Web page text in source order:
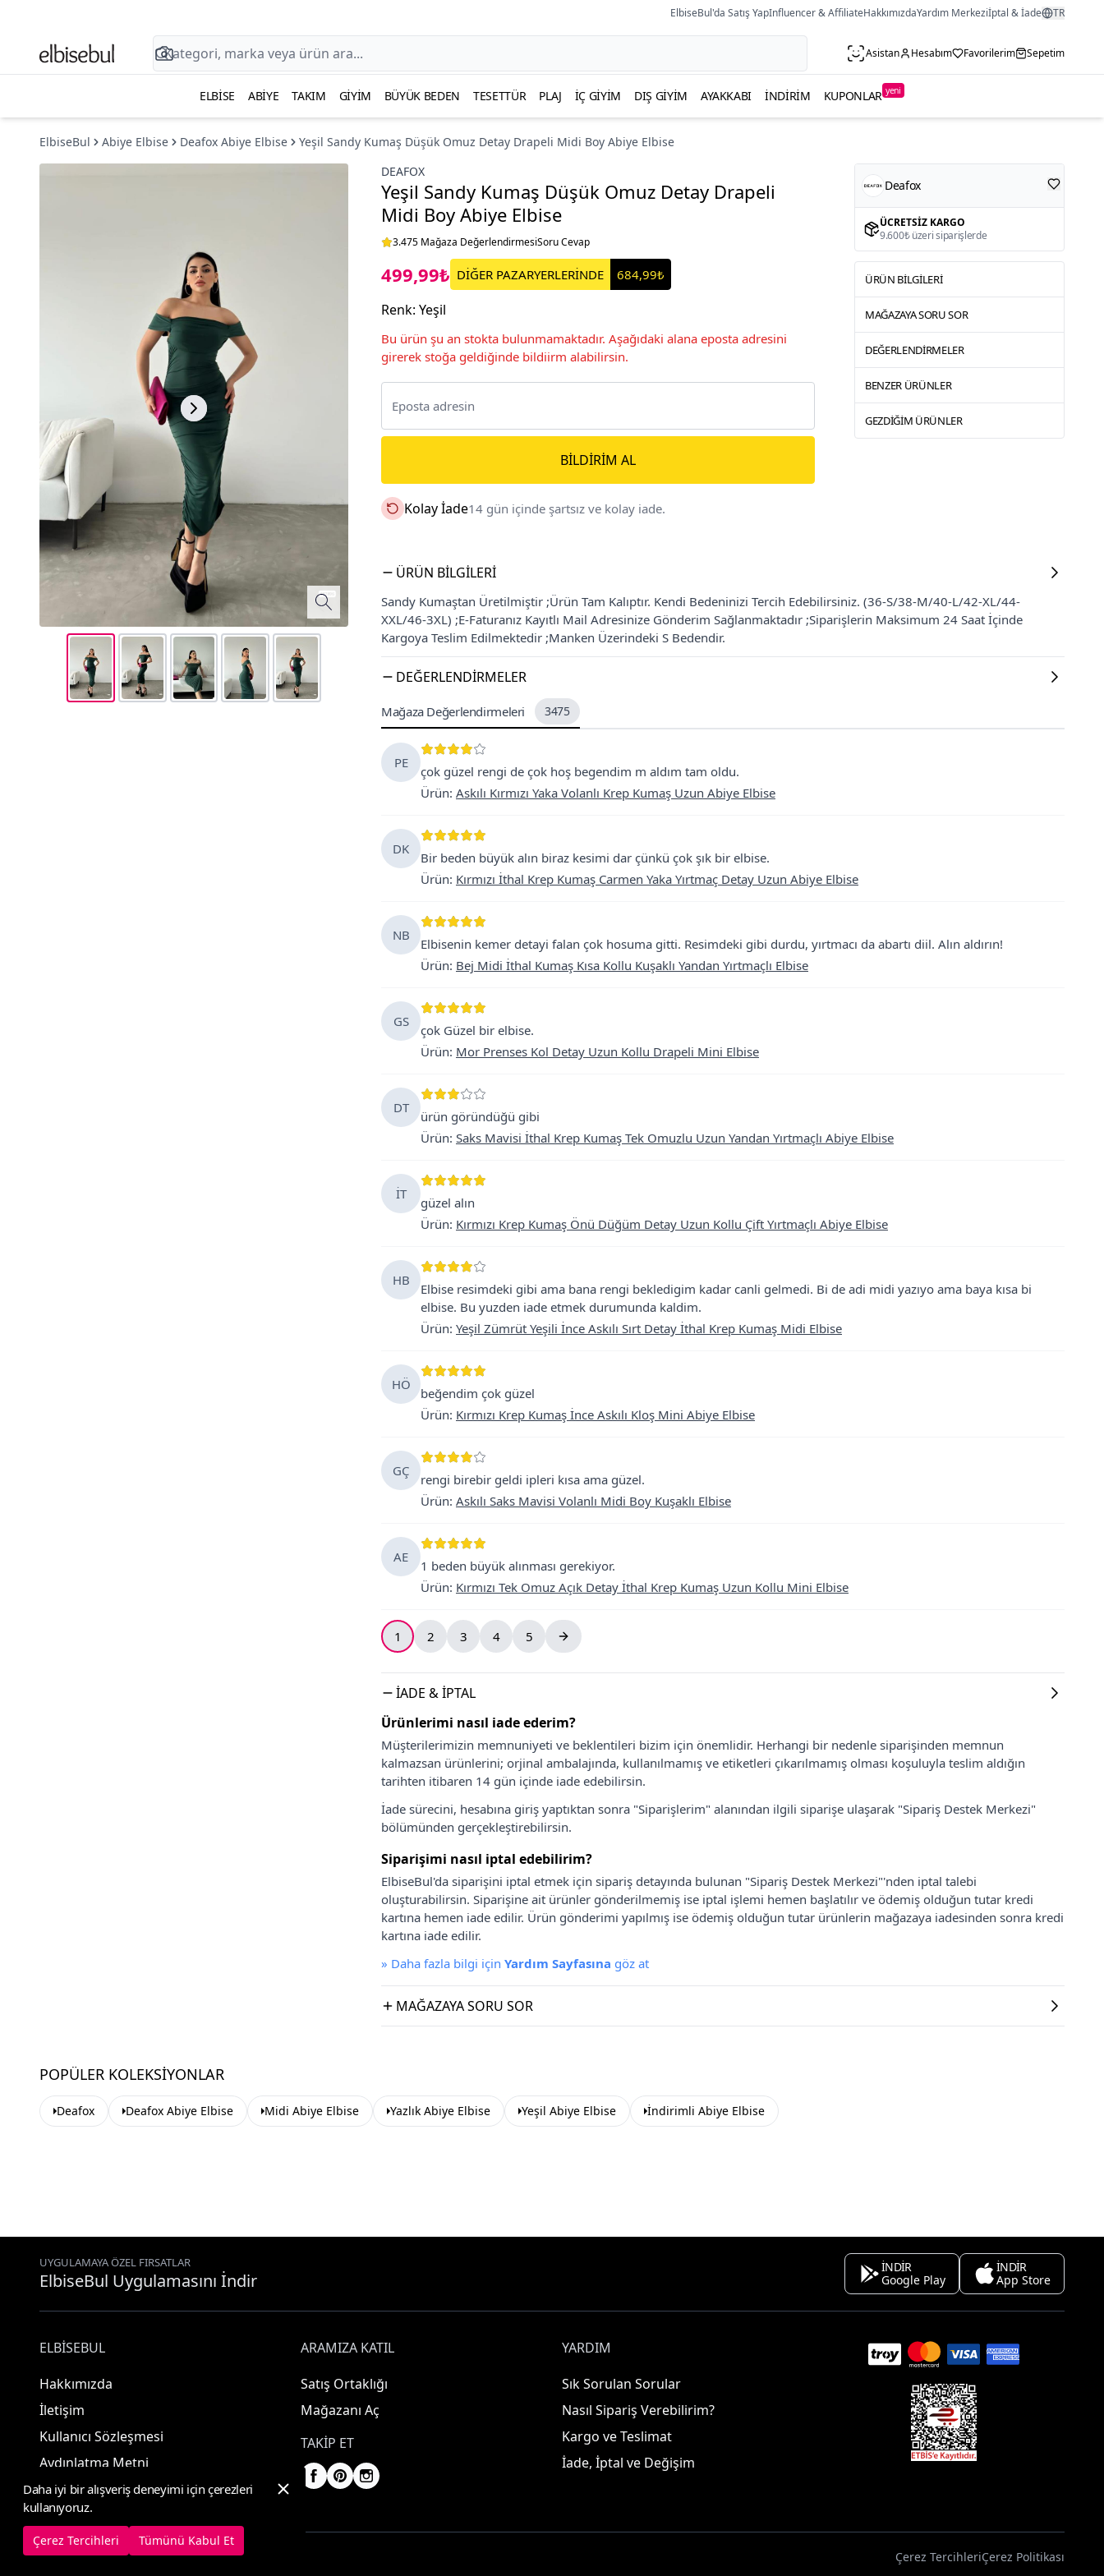
ElbiseBul'da Satış YapInfluencer & AffiliateHakkımızdaYardım Merkeziİptal & İade TR
Asistan Hesabım Favorilerim Sepetim
ELBISE ABIYE TAKIM GIYIM BÜYÜK BEDEN TESETTÜR PLAJ İÇ GIYIM DIŞ GIYIM AYAKKABI İNDIRIM KUPONLAR yeni
ElbiseBul Abiye Elbise Deafox Abiye Elbise
Yeşil Sandy Kumaş Düşük Omuz Detay Drapeli Midi Boy Abiye Elbise
DEAFOX
Yeşil Sandy Kumaş Düşük Omuz Detay Drapeli
Midi Boy Abiye Elbise
3.475 Mağaza DeğerlendirmesiSoru Cevap
499,99₺ DİĞER PAZARYERLERİNDE 684,99₺
Renk: Yeşil
Bu ürün şu an stokta bulunmamaktadır. Aşağıdaki alana eposta adresini
girerek stoğa geldiğinde bildiirm alabilirsin.
BILDIRIM AL
Kolay İade14 gün içinde şartsız ve kolay iade.
Deafox
ÜCRETSIZ KARGO
9.600₺ üzeri siparişlerde
ÜRÜN BILGILERI
MAĞAZAYA SORU SOR
DEĞERLENDIRMELER
BENZER ÜRÜNLER
GEZDIĞIM ÜRÜNLER
ÜRÜN BILGILERI
Sandy Kumaştan Üretilmiştir ;Ürün Tam Kalıptır. Kendi Bedeninizi Tercih Edebilirsiniz. (36-S/38-M/40-L/42-XL/44-
XXL/46-3XL) ;E-Faturanız Kayıtlı Mail Adresinize Gönderim Sağlanmaktadır ;Siparişlerin Maksimum 24 Saat İçinde
Kargoya Teslim Edilmektedir ;Manken Üzerindeki S Bedendir.
DEĞERLENDIRMELER
Mağaza Değerlendirmeleri 3475
PE
çok güzel rengi de çok hoş begendim m aldım tam oldu.
Ürün: Askılı Kırmızı Yaka Volanlı Krep Kumaş Uzun Abiye Elbise
DK
Bir beden büyük alın biraz kesimi dar çünkü çok şık bir elbise.
Ürün: Kırmızı İthal Krep Kumaş Carmen Yaka Yırtmaç Detay Uzun Abiye Elbise
NB
Elbisenin kemer detayi falan çok hosuma gitti. Resimdeki gibi durdu, yırtmacı da abartı diil. Alın aldırın!
Ürün: Bej Midi İthal Kumaş Kısa Kollu Kuşaklı Yandan Yırtmaçlı Elbise
GS
çok Güzel bir elbise.
Ürün: Mor Prenses Kol Detay Uzun Kollu Drapeli Mini Elbise
DT
ürün göründüğü gibi
Ürün: Saks Mavisi İthal Krep Kumaş Tek Omuzlu Uzun Yandan Yırtmaçlı Abiye Elbise
İT
güzel alın
Ürün: Kırmızı Krep Kumaş Önü Düğüm Detay Uzun Kollu Çift Yırtmaçlı Abiye Elbise
HB
Elbise resimdeki gibi ama bana rengi bekledigim kadar canli gelmedi. Bi de adi midi yazıyo ama baya kısa bi
elbise. Bu yuzden iade etmek durumunda kaldim.
Ürün: Yeşil Zümrüt Yeşili İnce Askılı Sırt Detay İthal Krep Kumaş Midi Elbise
HÖ
beğendim çok güzel
Ürün: Kırmızı Krep Kumaş İnce Askılı Kloş Mini Abiye Elbise
GÇ
rengi birebir geldi ipleri kısa ama güzel.
Ürün: Askılı Saks Mavisi Volanlı Midi Boy Kuşaklı Elbise
AE
1 beden büyük alınması gerekiyor.
Ürün: Kırmızı Tek Omuz Açık Detay İthal Krep Kumaş Uzun Kollu Mini Elbise
1 2 3 4 5
İADE & İPTAL
Ürünlerimi nasıl iade ederim?
Müşterilerimizin memnuniyeti ve beklentileri bizim için önemlidir. Herhangi bir nedenle siparişinden memnun
kalmazsan ürünlerini; orjinal ambalajında, kullanılmamış ve etiketleri çıkarılmamış olması koşuluyla teslim aldığın
tarihten itibaren 14 gün içinde iade edebilirsin.
İade sürecini, hesabına giriş yaptıktan sonra "Siparişlerim" alanından ilgili siparişe ulaşarak "Sipariş Destek Merkezi"
bölümünden gerçekleştirebilirsin.
Siparişimi nasıl iptal edebilirim?
ElbiseBul'da siparişini iptal etmek için sipariş detayında bulunan "Sipariş Destek Merkezi"'nden iptal talebi
oluşturabilirsin. Siparişine ait ürünler gönderilmemiş ise iptal işlemi hemen başlatılır ve ödemiş olduğun tutar kredi
kartına hemen iade edilir. Ürün gönderimi yapılmış ise ödemiş olduğun tutar ürünlerin mağazaya iadesinden sonra kredi
kartına iade edilir.
» Daha fazla bilgi için Yardım Sayfasına göz at
MAĞAZAYA SORU SOR
POPÜLER KOLEKSIYONLAR
Deafox Deafox Abiye Elbise Midi Abiye Elbise Yazlık Abiye Elbise Yeşil Abiye Elbise İndirimli Abiye Elbise
UYGULAMAYA ÖZEL FIRSATLAR
ElbiseBul Uygulamasını İndir
İNDİR
Google Play
İNDİR
App Store
ELBISEBUL
Hakkımızda
İletişim
Kullanıcı Sözleşmesi
Aydınlatma Metni
ARAMIZA KATIL
Satış Ortaklığı
Mağazanı Aç
TAKIP ET
YARDIM
Sık Sorulan Sorular
Nasıl Sipariş Verebilirim?
Kargo ve Teslimat
İade, İptal ve Değişim
© 2025 ElbiseBul -Her Hakkı Saklıdır Çerez TercihleriÇerez Politikası
Daha iyi bir alışveriş deneyimi için çerezleri
kullanıyoruz.
Çerez Tercihleri Tümünü Kabul Et